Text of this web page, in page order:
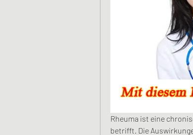
Rheuma ist eine
betrifft. Die